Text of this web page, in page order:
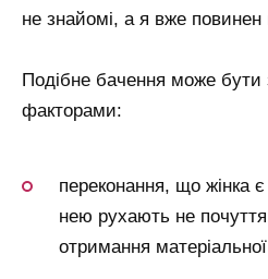
не знайомі, а я вже повинен
Подібне бачення може
факторами:
переконання, що жінка
нею рухають не почуття
отримання